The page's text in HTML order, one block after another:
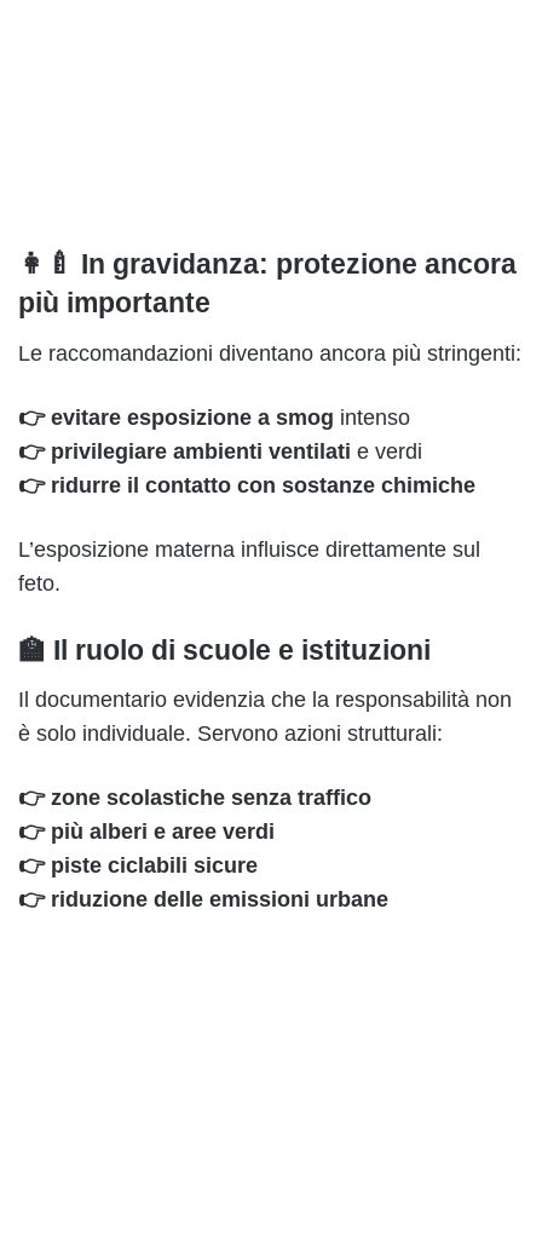
👩‍🍼 In gravidanza: protezione ancora
più importante
Le raccomandazioni diventano ancora più stringenti:
👉 evitare esposizione a smog intenso
👉 privilegiare ambienti ventilati e verdi
👉 ridurre il contatto con sostanze chimiche
L’esposizione materna influisce direttamente sul
feto.
🏫 Il ruolo di scuole e istituzioni
Il documentario evidenzia che la responsabilità non
è solo individuale. Servono azioni strutturali:
👉 zone scolastiche senza traffico
👉 più alberi e aree verdi
👉 piste ciclabili sicure
👉 riduzione delle emissioni urbane